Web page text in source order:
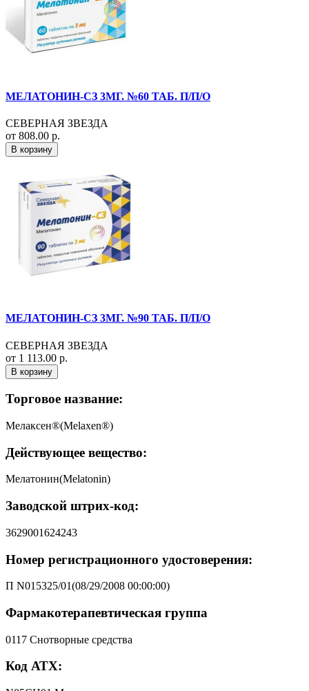
МЕЛАТОНИН-СЗ 3МГ. №60 ТАБ. П/П/О
СЕВЕРНАЯ ЗВЕЗДА
от 808.00 р.
В корзину
МЕЛАТОНИН-СЗ 3МГ. №90 ТАБ. П/П/О
СЕВЕРНАЯ ЗВЕЗДА
от 1 113.00 р.
В корзину
Торговое название:
Мелаксен®(Melaxen®)
Действующее вещество:
Мелатонин(Melatonin)
Заводской штрих-код:
3629001624243
Номер регистрационного удостоверения:
П N015325/01(08/29/2008 00:00:00)
Фармакотерапевтическая группа
0117 Снотворные средства
Код АТХ: